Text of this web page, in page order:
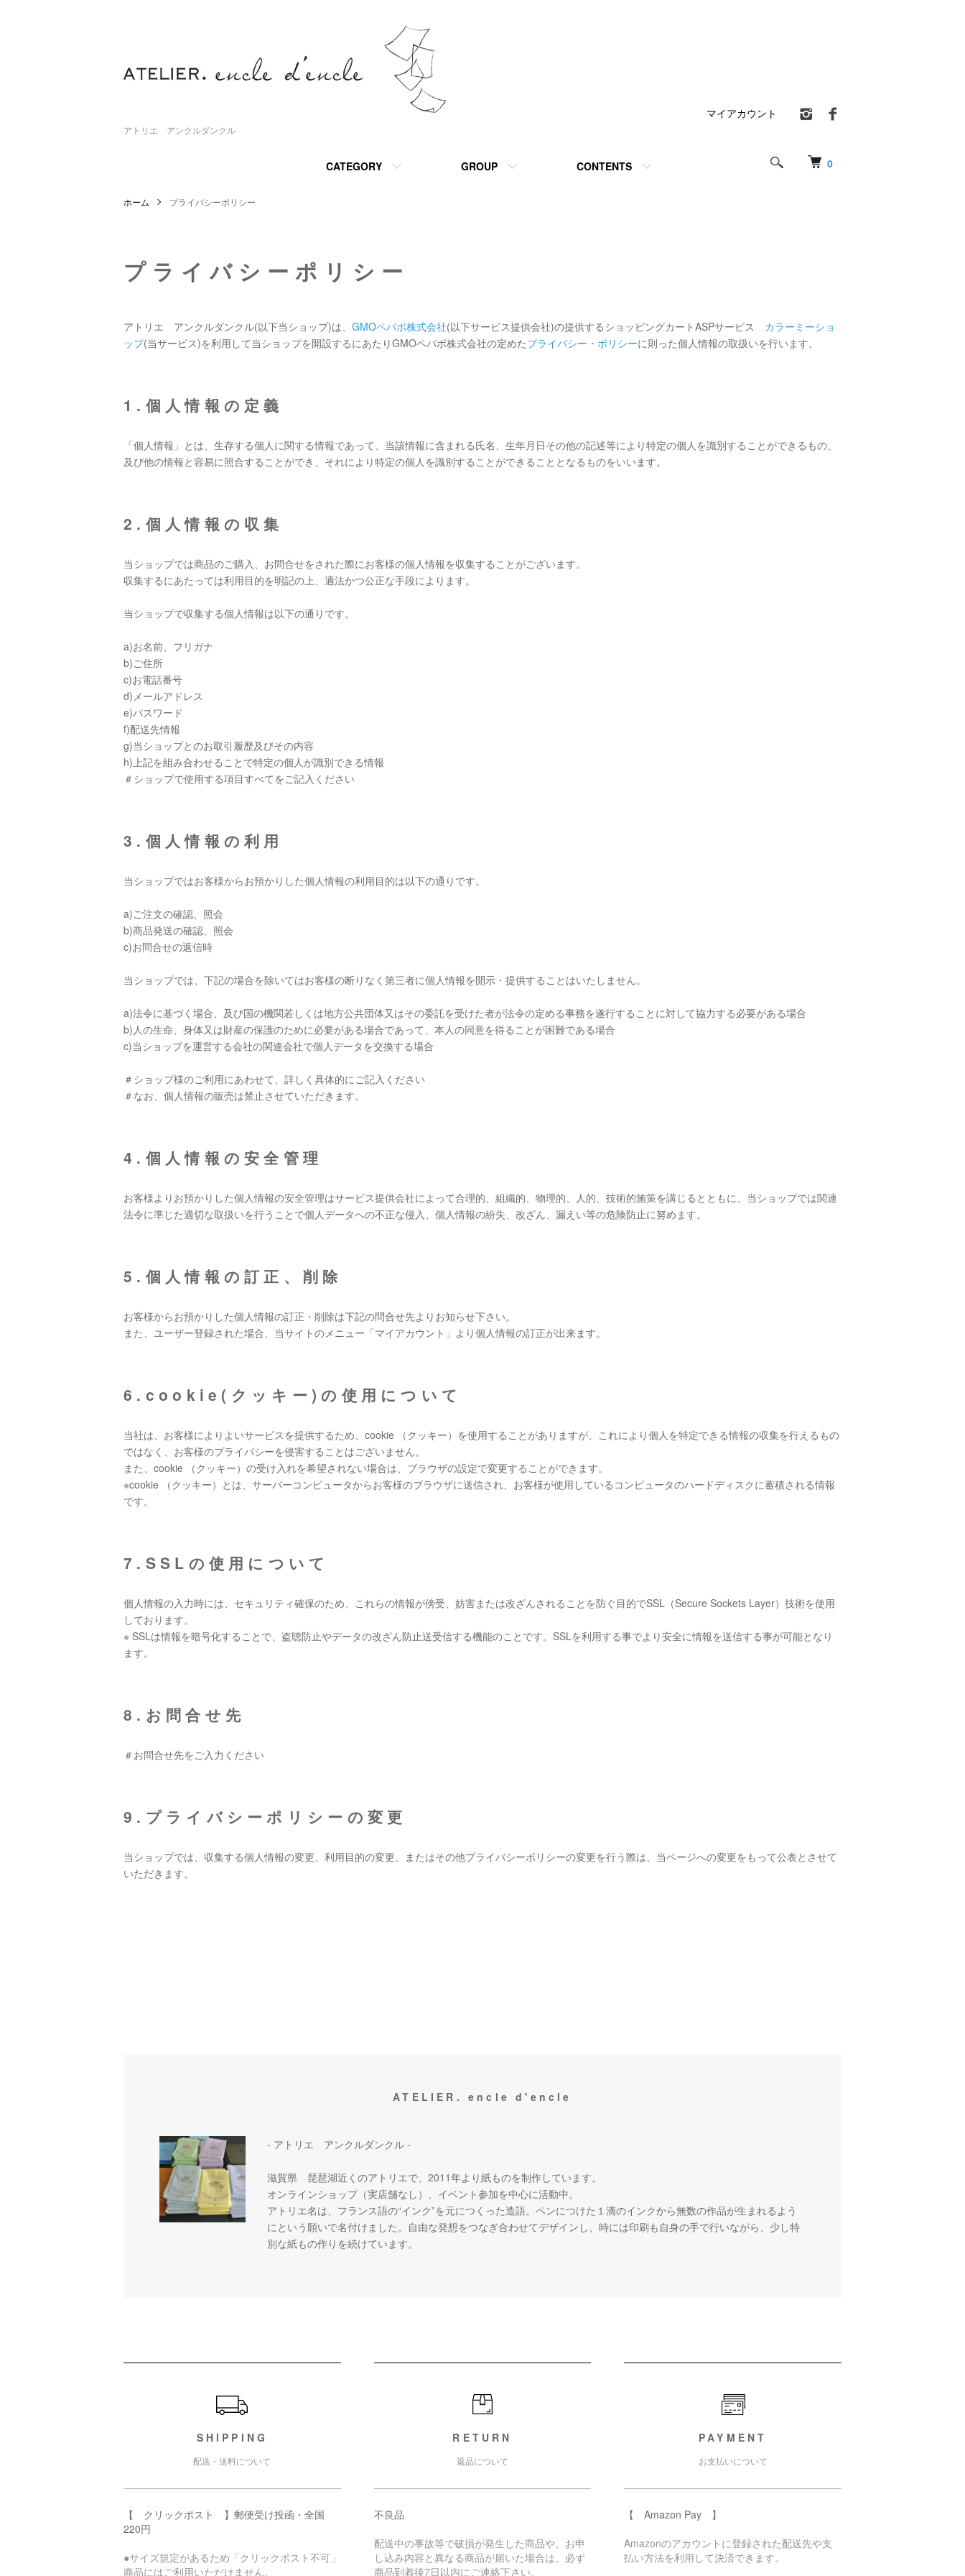
アトリエ アンクルダンクル
0
CATEGORY GROUP CONTENTS
マイアカウント
ホーム プライバシーポリシー
プライバシーポリシー
アトリエ アンクルダンクル(以下当ショップ)は、 GMOペパボ株式会社(以下サービス提供会社)の提供するショッピングカートASPサービス カラーミーショ
ップ(当サービス)を利用して当ショップを開設するにあたりGMOペパボ株式会社の定めたプライバシー・ポリシーに則った個人情報の取扱いを行います。
1.個人情報の定義
「個人情報」とは、生存する個人に関する情報であって、当該情報に含まれる氏名、生年月日その他の記述等により特定の個人を識別することができるもの、
及び他の情報と容易に照合することができ、それにより特定の個人を識別することができることとなるものをいいます。
2.個人情報の収集
当ショップでは商品のご購入、お問合せをされた際にお客様の個人情報を収集することがございます。
収集するにあたっては利用目的を明記の上、適法かつ公正な手段によります。
当ショップで収集する個人情報は以下の通りです。
a)お名前、フリガナ
b)ご住所
c)お電話番号
d)メールアドレス
e)パスワード
f)配送先情報
g)当ショップとのお取引履歴及びその内容
h)上記を組み合わせることで特定の個人が識別できる情報
＃ショップで使用する項目すべてをご記入ください
3.個人情報の利用
当ショップではお客様からお預かりした個人情報の利用目的は以下の通りです。
a)ご注文の確認、照会
b)商品発送の確認、照会
c)お問合せの返信時
当ショップでは、下記の場合を除いてはお客様の断りなく第三者に個人情報を開示・提供することはいたしません。
a)法令に基づく場合、及び国の機関若しくは地方公共団体又はその委託を受けた者が法令の定める事務を遂行することに対して協力する必要がある場合
b)人の生命、身体又は財産の保護のために必要がある場合であって、本人の同意を得ることが困難である場合
c)当ショップを運営する会社の関連会社で個人データを交換する場合
＃ショップ様のご利用にあわせて、詳しく具体的にご記入ください
＃なお、個人情報の販売は禁止させていただきます。
4.個人情報の安全管理
お客様よりお預かりした個人情報の安全管理はサービス提供会社によって合理的、組織的、物理的、人的、技術的施策を講じるとともに、当ショップでは関連
法令に準じた適切な取扱いを行うことで個人データへの不正な侵入、個人情報の紛失、改ざん、漏えい等の危険防止に努めます。
5.個人情報の訂正、削除
お客様からお預かりした個人情報の訂正・削除は下記の問合せ先よりお知らせ下さい。
また、ユーザー登録された場合、当サイトのメニュー「マイアカウント」より個人情報の訂正が出来ます。
6.cookie(クッキー)の使用について
当社は、お客様によりよいサービスを提供するため、cookie （クッキー）を使用することがありますが、これにより個人を特定できる情報の収集を行えるもの
ではなく、お客様のプライバシーを侵害することはございません。
また、cookie （クッキー）の受け入れを希望されない場合は、ブラウザの設定で変更することができます。
※cookie （クッキー）とは、サーバーコンピュータからお客様のブラウザに送信され、お客様が使用しているコンピュータのハードディスクに蓄積される情報
です。
7.SSLの使用について
個人情報の入力時には、セキュリティ確保のため、これらの情報が傍受、妨害または改ざんされることを防ぐ目的でSSL（Secure Sockets Layer）技術を使用
しております。
※ SSLは情報を暗号化することで、盗聴防止やデータの改ざん防止送受信する機能のことです。SSLを利用する事でより安全に情報を送信する事が可能となり
ます。
8.お問合せ先
＃お問合せ先をご入力ください
9.プライバシーポリシーの変更
当ショップでは、収集する個人情報の変更、利用目的の変更、またはその他プライバシーポリシーの変更を行う際は、当ページへの変更をもって公表とさせて
いただきます。
ATELIER. encle d'encle
- アトリエ アンクルダンクル -
滋賀県 琵琶湖近くのアトリエで、2011年より紙ものを制作しています。
オンラインショップ（実店舗なし）、イベント参加を中心に活動中。
アトリエ名は、フランス語の“インク”を元につくった造語。ペンにつけた１滴のインクから無数の作品が生まれるよう
にという願いで名付けました。自由な発想をつなぎ合わせてデザインし、時には印刷も自身の手で行いながら、少し特
別な紙もの作りを続けています。
SHIPPING
配送・送料について
【 クリックポスト 】郵便受け投函・全国
220円
●サイズ規定があるため「クリックポスト不可」
商品にはご利用いただけません。
RETURN
返品について
不良品
配送中の事故等で破損が発生した商品や、お申
し込み内容と異なる商品が届いた場合は、必ず
商品到着後7日以内にご連絡下さい。
PAYMENT
お支払いについて
【 Amazon Pay 】
Amazonのアカウントに登録された配送先や支
払い方法を利用して決済できます。